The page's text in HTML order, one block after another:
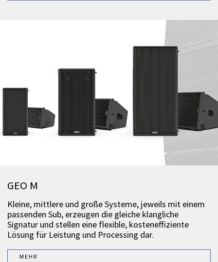
GEO M
Kleine, mittlere und große Systeme, jeweils mit einem
passenden Sub, erzeugen die gleiche klangliche
Signatur und stellen eine flexible, kosteneffiziente
Lösung für Leistung und Processing dar.
MEHR